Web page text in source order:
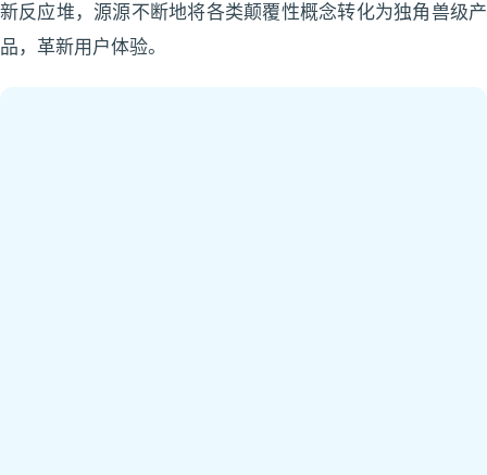
新反应堆，源源不断地将各类颠覆性概念转化为独角兽级产
品，革新用户体验。